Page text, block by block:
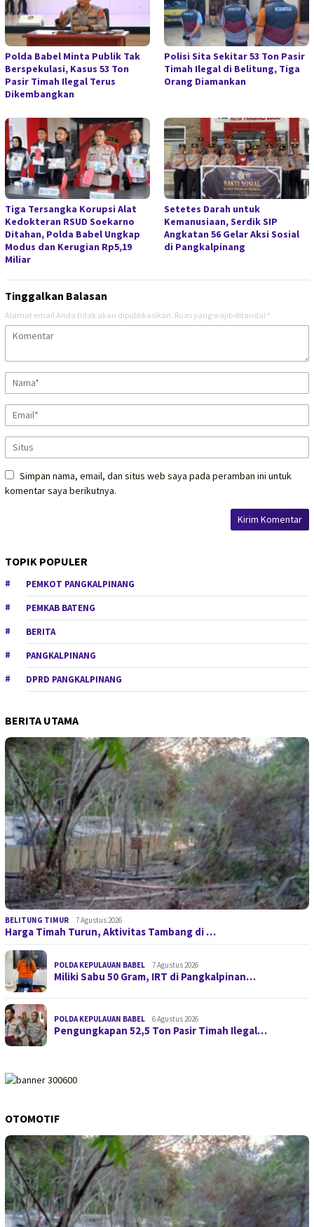
Polda Babel Minta Publik Tak
Berspekulasi, Kasus 53 Ton
Pasir Timah Ilegal Terus
Dikembangkan
Polisi Sita Sekitar 53 Ton Pasir
Timah Ilegal di Belitung, Tiga
Orang Diamankan
Tiga Tersangka Korupsi Alat
Kedokteran RSUD Soekarno
Ditahan, Polda Babel Ungkap
Modus dan Kerugian Rp5,19
Miliar
Setetes Darah untuk
Kemanusiaan, Serdik SIP
Angkatan 56 Gelar Aksi Sosial
di Pangkalpinang
Tinggalkan Balasan
Alamat email Anda tidak akan dipublikasikan. Ruas yang wajib ditandai *
Simpan nama, email, dan situs web saya pada peramban ini untuk
komentar saya berikutnya.
TOPIK POPULER
PEMKOT PANGKALPINANG
PEMKAB BATENG
BERITA
PANGKALPINANG
DPRD PANGKALPINANG
BERITA UTAMA
BELITUNG TIMUR 7 Agustus 2026
Harga Timah Turun, Aktivitas Tambang di …
POLDA KEPULAUAN BABEL 7 Agustus 2026
Miliki Sabu 50 Gram, IRT di Pangkalpinan…
POLDA KEPULAUAN BABEL 6 Agustus 2026
Pengungkapan 52,5 Ton Pasir Timah Ilegal…
OTOMOTIF